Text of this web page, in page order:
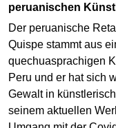
peruanischen
Der peruanische
Quispe stammt aus
quechuasprachigen
Peru und er hat sich
Gewalt in
seinem aktuellen